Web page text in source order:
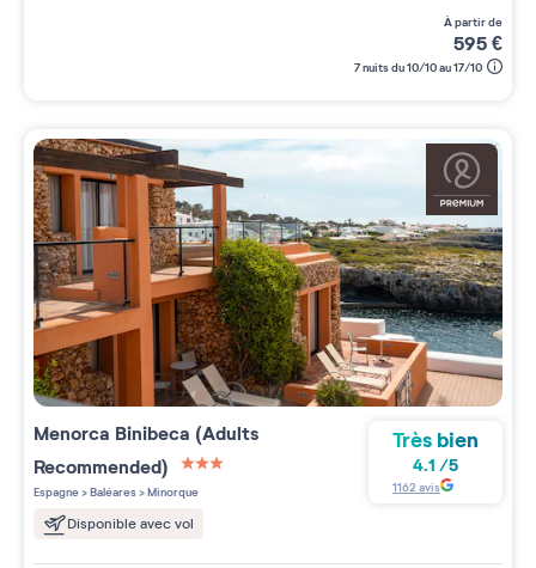
à partir de
595€
7 nuits du 10/10 au 17/10
Menorca Binibeca (Adults
Recommended)
3 étoiles sur 5
Espagne>Baléares>Minorque
Disponible avec vol
Très bien
4.1 /5
1162 avis